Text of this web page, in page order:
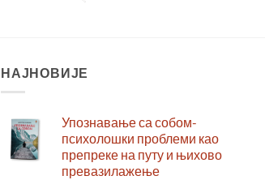
НАЈНОВИЈЕ
Упознавање са собом-
психолошки проблеми као
препреке на путу и њихово
превазилажење